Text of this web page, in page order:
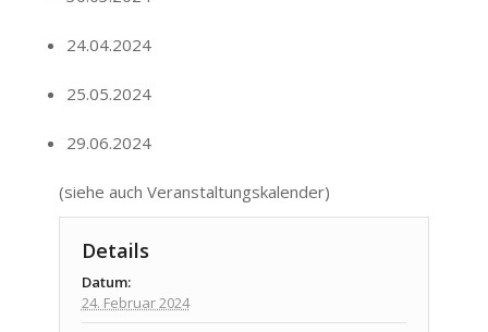
24.04.2024
25.05.2024
29.06.2024
(siehe auch Veranstaltungskalender)
Details
Datum:
24. Februar 2024